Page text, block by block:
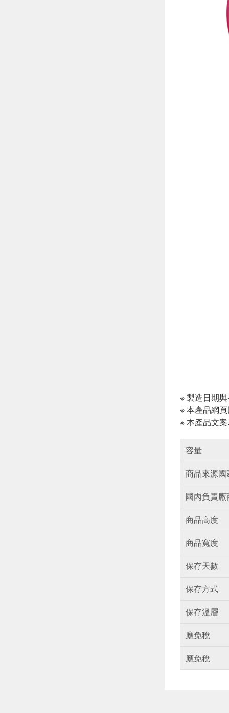
※ 製造日期
※ 本產品網
※ 本產品文
容量
商品來源國
國內負責
商品高度
商品寬度
保存天數
保存方式
保存溫層
應免稅
應免稅